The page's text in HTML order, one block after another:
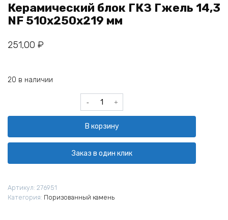
Керамический блок ГКЗ Гжель 14,3
NF 510х250х219 мм
251,00 ₽
20 в наличии
Количество
товара
блок
ГКЗ
Гжель
14,3
мм
В корзину
Заказ в один клик
Артикул: 276951
Категория: Поризованный камень